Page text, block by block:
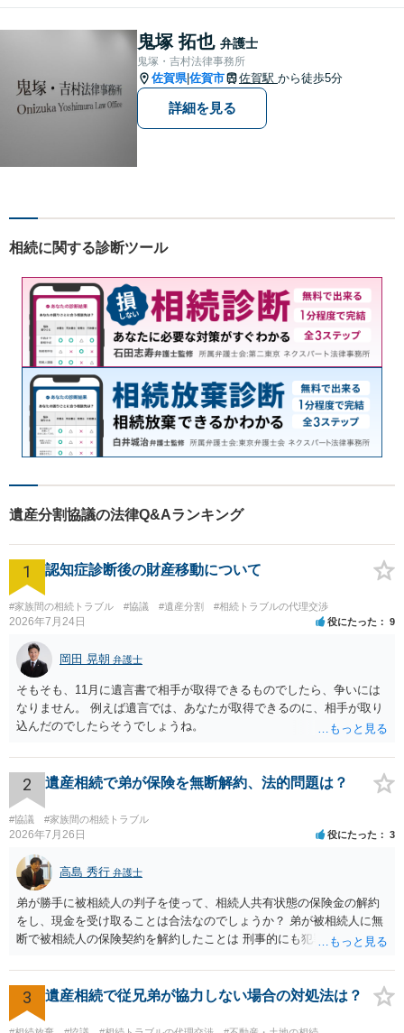
お持ち帰りいただけるよう，
全力を尽くします。
鬼塚 拓也 弁護士
鬼塚・吉村法律事務所
佐賀県|佐賀市 佐賀駅 から徒歩5分
詳細を見る
相続に関する診断ツール
遺産分割協議の法律Q&Aランキング
1 認知症診断後の財産移動について
#家族間の相続トラブル #協議 #遺産分割 #相続トラブルの代理交渉
2026年7月24日 役にたった 9
岡田 晃朝 弁護士
そもそも、11月に遺言書で相手が取得できるものでしたら、争いには
なりません。 例えば遺言では、あなたが取得できるのに、相手が取り
込んだのでしたらそうでしょうね。
2 遺産相続で弟が保険を無断解約、法的問題は？
#協議 #家族間の相続トラブル
2026年7月26日 役にたった 3
高島 秀行 弁護士
弟が勝手に被相続人の判子を使って、相続人共有状態の保険金の解約
をし、現金を受け取ることは合法なのでしょうか？ 弟が被相続人に無
断で被相続人の保険契約を解約したことは 刑事的にも犯罪となる可能
された書類のコピーを取得して、弁護士に面談で詳しい事情を話して
相談 されたら良いと思います。
3 遺産相続で従兄弟が協力しない場合の対処法は？